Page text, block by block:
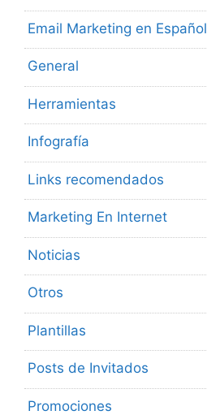
Email Marketing en Español
General
Herramientas
Infografía
Links recomendados
Marketing En Internet
Noticias
Otros
Plantillas
Posts de Invitados
Promociones